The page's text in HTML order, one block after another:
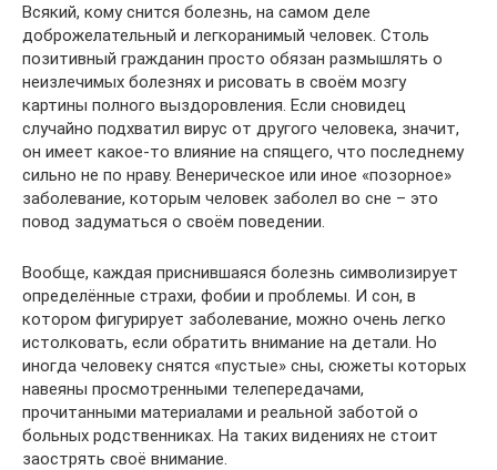
Всякий, кому снится болезнь, на самом деле
доброжелательный и легкоранимый человек. Столь
позитивный гражданин просто обязан размышлять о
неизлечимых болезнях и рисовать в своём мозгу
картины полного выздоровления. Если сновидец
случайно подхватил вирус от другого человека, значит,
он имеет какое-то влияние на спящего, что последнему
сильно не по нраву. Венерическое или иное «позорное»
заболевание, которым человек заболел во сне – это
повод задуматься о своём поведении.
Вообще, каждая приснившаяся болезнь символизирует
определённые страхи, фобии и проблемы. И сон, в
котором фигурирует заболевание, можно очень легко
истолковать, если обратить внимание на детали. Но
иногда человеку снятся «пустые» сны, сюжеты которых
навеяны просмотренными телепередачами,
прочитанными материалами и реальной заботой о
больных родственниках. На таких видениях не стоит
заострять своё внимание.